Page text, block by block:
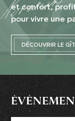
et confort,
pour vivre une
DÉCOUVRIR LE